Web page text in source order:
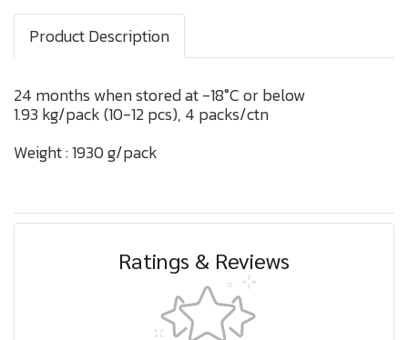
Product Description
24 months when stored at -18°C or below
1.93 kg/pack (10-12 pcs), 4 packs/ctn
Weight : 1930 g/pack
Ratings & Reviews